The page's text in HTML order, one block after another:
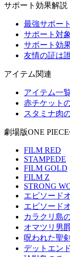
サポート効果解説
最強サポー
サポート対
サポート効
友情の証は
アイテム関連
アイテム一
赤チケット
スタミナ肉
劇場版ONE
FILM RED
STAMPEDE
FILM GOLD
FILM Z
STRONG
エピソード
エピソード
カラクリ島
オマツリ男
呪われた聖剣
デットエン